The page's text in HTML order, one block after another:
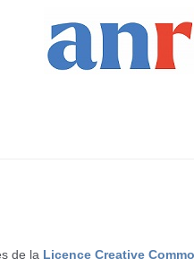
de la Licence Creative